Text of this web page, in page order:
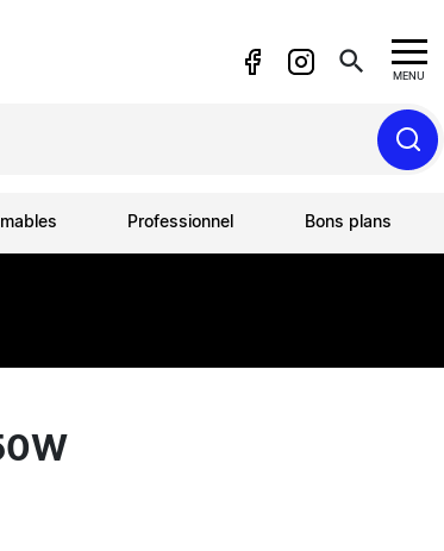
search MENU
Professionnel Bons plans